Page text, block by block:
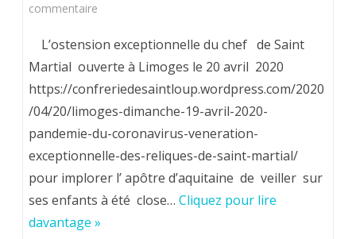
2021.
Midi
15.
commentaire
mai
2020.
Remerciements
Saint
Martial
pour
L’ostension exceptionnelle du chef de Saint
Martial ouverte à Limoges le 20 avril 2020
https://confreriedesaintloup.wordpress.com/2020
/04/20/limoges-dimanche-19-avril-2020-
pandemie-du-coronavirus-veneration-
exceptionnelle-des-reliques-de-saint-martial/
pour implorer l’ apôtre d’aquitaine de veiller sur
ses enfants à été close… Cliquez pour lire
davantage »